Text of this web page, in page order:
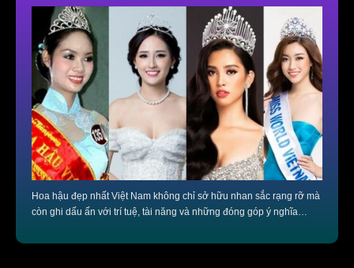
Hoa hậu đẹp nhất Việt Nam không chỉ sở hữu nhan sắc rạng rỡ mà
còn ghi dấu ấn với trí tuệ, tài năng và những đóng góp ý nghĩa…